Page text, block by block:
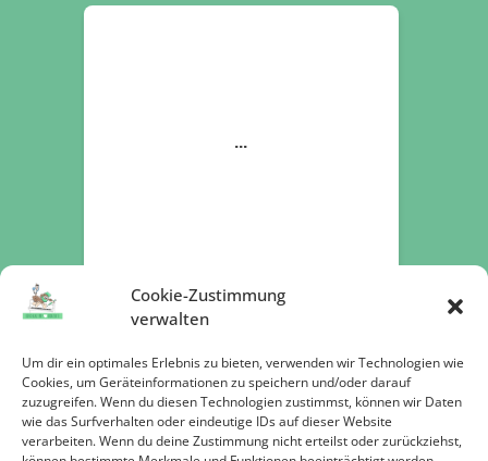
Cookie-Zustimmung
verwalten
Um dir ein optimales Erlebnis zu bieten, verwenden wir Technologien wie
Cookies, um Geräteinformationen zu speichern und/oder darauf
zuzugreifen. Wenn du diesen Technologien zustimmst, können wir Daten
wie das Surfverhalten oder eindeutige IDs auf dieser Website
verarbeiten. Wenn du deine Zustimmung nicht erteilst oder zurückziehst,
Jetzt spenden